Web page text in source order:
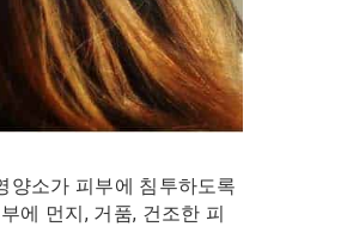
양소가 피부에 침투하도록
에 먼지, 거품, 건조한 피